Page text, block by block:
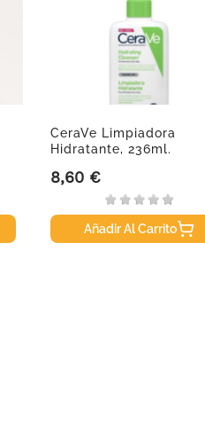
CeraVe Limpiadora
Hidratante, 236ml.
Precio
8,60 €
Añadir Al Carrito